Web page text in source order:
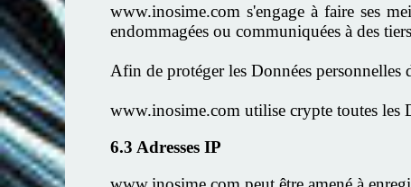
www.inosime.com s'engage à faire ses
endommagées ou communiquées à des
Afin de protéger les Données
www.inosime.com utilise crypte toutes les
6.3 Adresses IP